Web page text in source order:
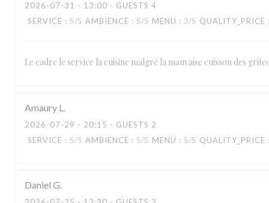
2026-07-31 - 13:00 - GUESTS 4
SERVICE : 5/5 AMBIENCE : 5/5 MENU : 3/5 QUALITY_PRICE
Le cadre le service la cuisine malgré la mauvaise cuisson des
Amaury L
2026-07-29 - 20:15 - GUESTS 2
SERVICE : 5/5 AMBIENCE : 5/5 MENU : 5/5 QUALITY_PRICE
Daniel G
RESTAURANT MAISON FOURNAISE